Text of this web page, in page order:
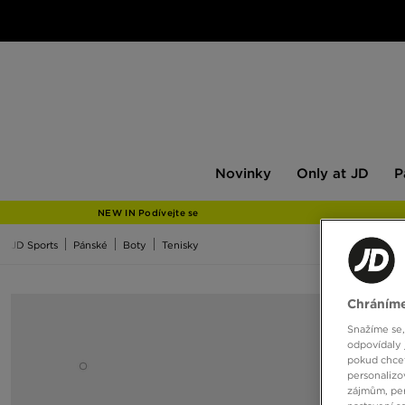
Novinky
JD
Only at JD
NEW IN Podívejte se
JD Sports Pánské Boty Tenisky
Snažíme
odpovídaly
pokud
zájmům,